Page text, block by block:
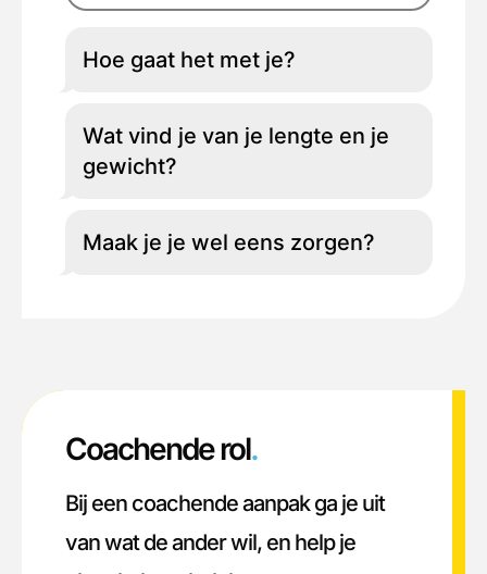
Hoe gaat het met je?
Wat vind je van je lengte en je
gewicht?
Maak je je wel eens zorgen?
Coachende rol.
Bij een coachende aanpak ga je uit
van wat de ander wil, en help je